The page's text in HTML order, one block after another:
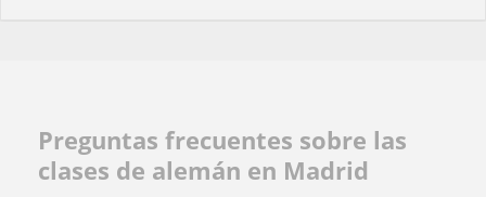
Preguntas frecuentes sobre las
clases de alemán en Madrid